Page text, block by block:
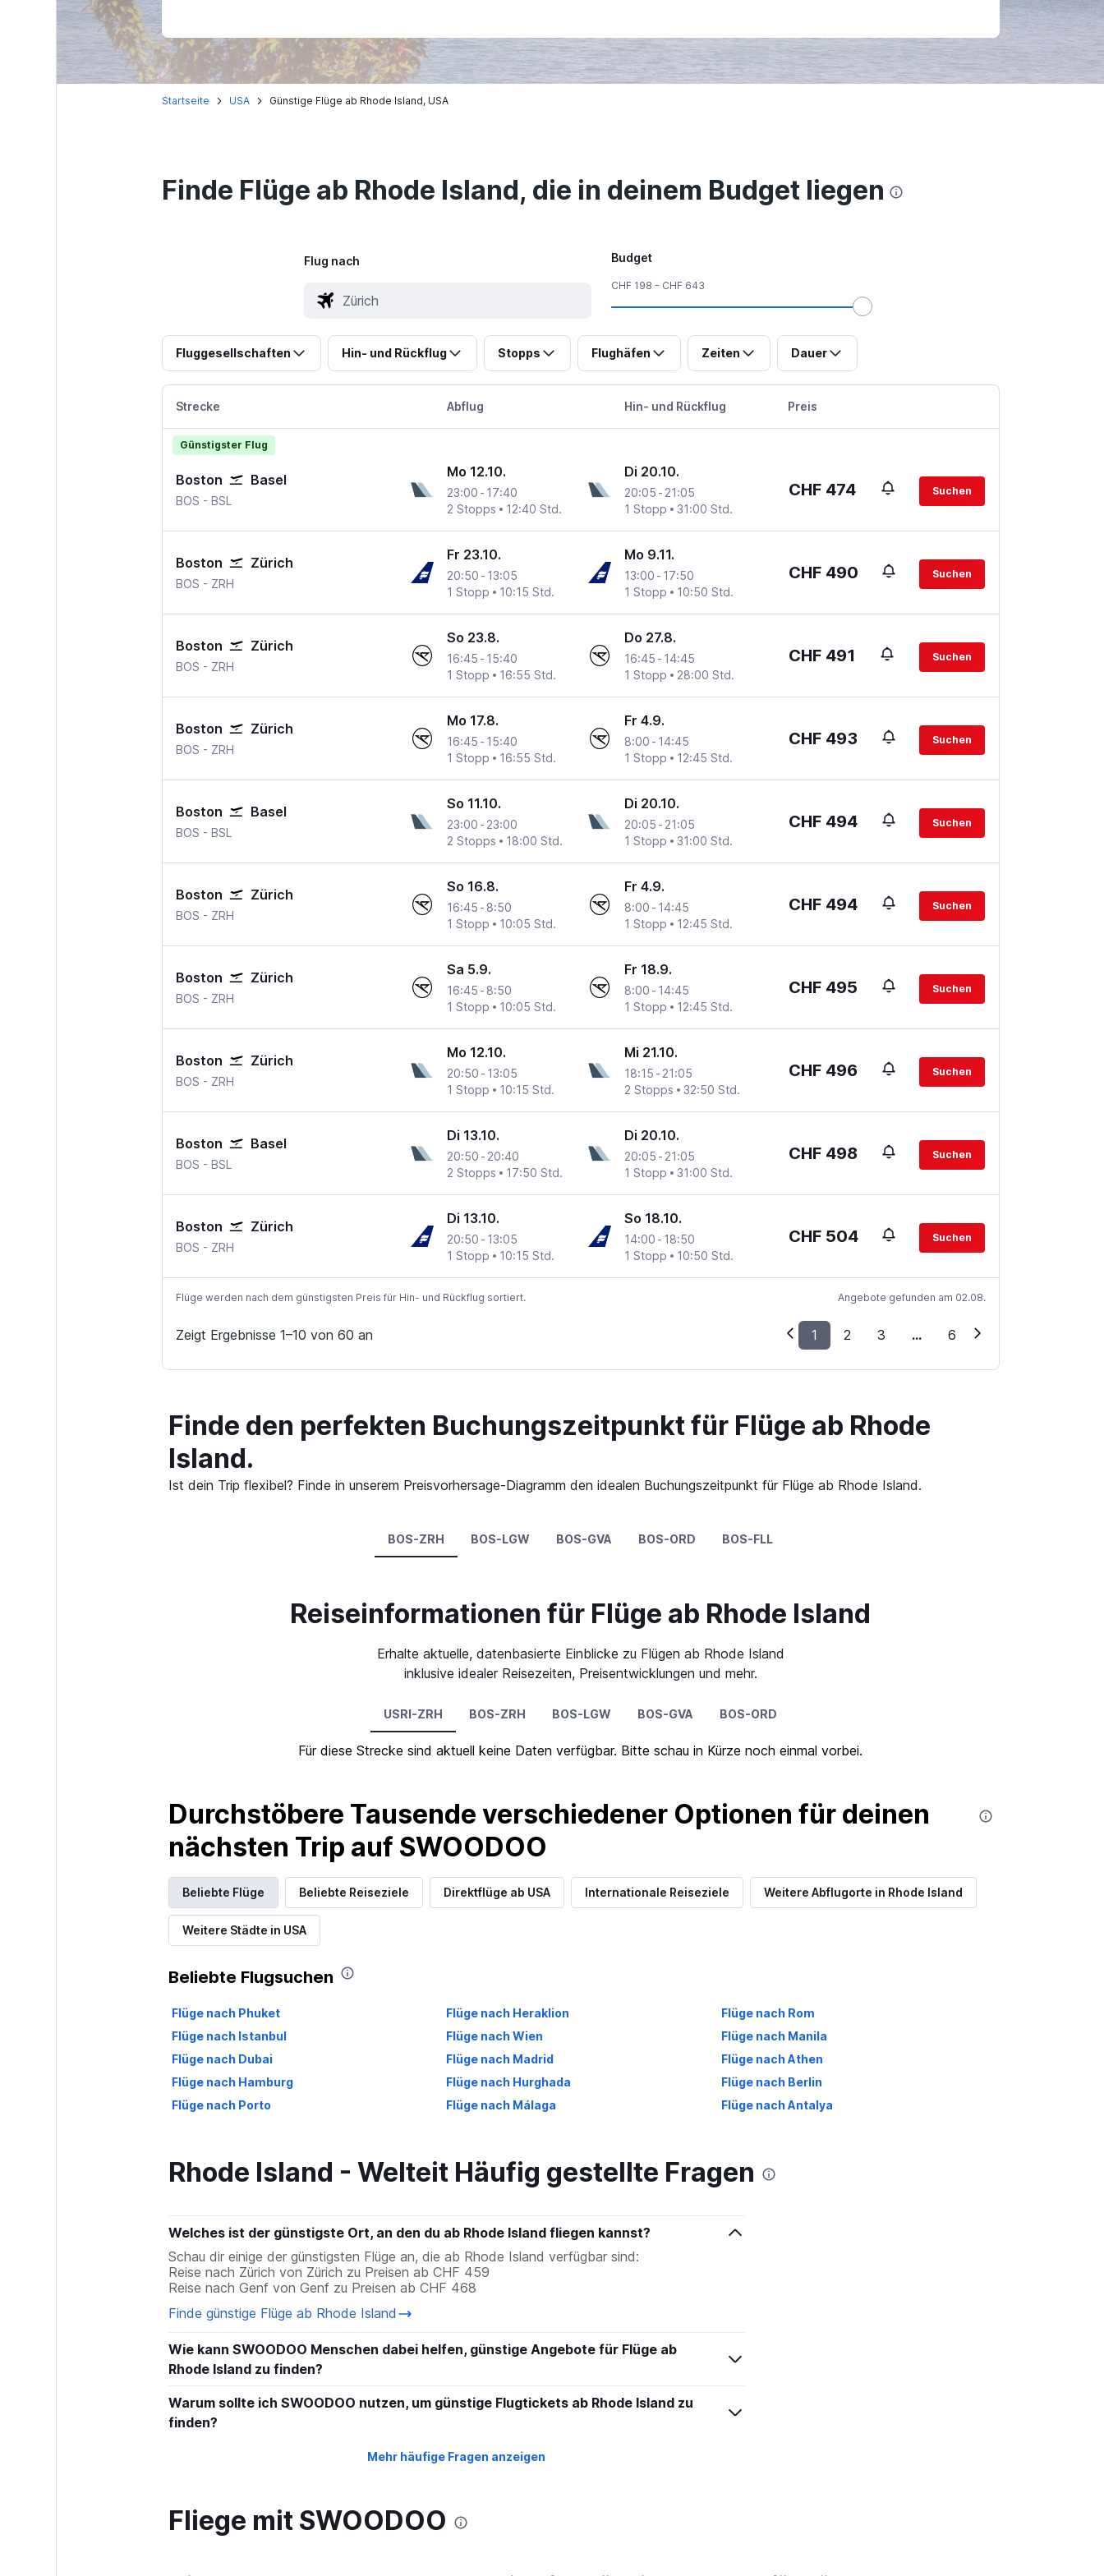
Startseite USA Günstige Flüge ab Rhode Island, USA
Finde Flüge ab Rhode Island, die in deinem Budget liegen
Flug nach Budget
CHF 198 - CHF 643
Fluggesellschaften Hin- und Rückflug Stopps Flughäfen Zeiten Dauer
Strecke Abflug Hin- und Rückflug Preis
Günstigster Flug
Boston Basel
BOS - BSL
Mo 12.10.
23:00 - 17:40
2 Stopps
12:40 Std.
Di 20.10.
20:05 - 21:05
1 Stopp
31:00 Std.
CHF 474 Suchen
Boston Zürich
BOS - ZRH
Fr 23.10.
20:50 - 13:05
1 Stopp
10:15 Std.
Mo 9.11.
13:00 - 17:50
1 Stopp
10:50 Std.
CHF 490 Suchen
Boston Zürich
BOS - ZRH
So 23.8.
16:45 - 15:40
1 Stopp
16:55 Std.
Do 27.8.
16:45 - 14:45
1 Stopp
28:00 Std.
CHF 491 Suchen
Boston Zürich
BOS - ZRH
Mo 17.8.
16:45 - 15:40
1 Stopp
16:55 Std.
Fr 4.9.
8:00 - 14:45
1 Stopp
12:45 Std.
CHF 493 Suchen
Boston Basel
BOS - BSL
So 11.10.
23:00 - 23:00
2 Stopps
18:00 Std.
Di 20.10.
20:05 - 21:05
1 Stopp
31:00 Std.
CHF 494 Suchen
Boston Zürich
BOS - ZRH
So 16.8.
16:45 - 8:50
1 Stopp
10:05 Std.
Fr 4.9.
8:00 - 14:45
1 Stopp
12:45 Std.
CHF 494 Suchen
Boston Zürich
BOS - ZRH
Sa 5.9.
16:45 - 8:50
1 Stopp
10:05 Std.
Fr 18.9.
8:00 - 14:45
1 Stopp
12:45 Std.
CHF 495 Suchen
Boston Zürich
BOS - ZRH
Mo 12.10.
20:50 - 13:05
1 Stopp
10:15 Std.
Mi 21.10.
18:15 - 21:05
2 Stopps
32:50 Std.
CHF 496 Suchen
Boston Basel
BOS - BSL
Di 13.10.
20:50 - 20:40
2 Stopps
17:50 Std.
Di 20.10.
20:05 - 21:05
1 Stopp
31:00 Std.
CHF 498 Suchen
Boston Zürich
BOS - ZRH
Di 13.10.
20:50 - 13:05
1 Stopp
10:15 Std.
So 18.10.
14:00 - 18:50
1 Stopp
10:50 Std.
CHF 504 Suchen
Flüge werden nach dem günstigsten Preis für Hin- und Rückflug sortiert. Angebote gefunden am 02.08.
Zeigt Ergebnisse 1–10 von 60 an 1 2 3 ... 6
Finde den perfekten Buchungszeitpunkt für Flüge ab Rhode
Island.
Ist dein Trip flexibel? Finde in unserem Preisvorhersage-Diagramm den idealen Buchungszeitpunkt für Flüge ab Rhode Island.
BOS-ZRH BOS-LGW BOS-GVA BOS-ORD BOS-FLL
Reiseinformationen für Flüge ab Rhode Island
Erhalte aktuelle, datenbasierte Einblicke zu Flügen ab Rhode Island
inklusive idealer Reisezeiten, Preisentwicklungen und mehr.
USRI-ZRH BOS-ZRH BOS-LGW BOS-GVA BOS-ORD
Für diese Strecke sind aktuell keine Daten verfügbar. Bitte schau in Kürze noch einmal vorbei.
Durchstöbere Tausende verschiedener Optionen für deinen
nächsten Trip auf SWOODOO
Beliebte Flüge Beliebte Reiseziele Direktflüge ab USA Internationale Reiseziele Weitere Abflugorte in Rhode Island
Weitere Städte in USA
Beliebte Flugsuchen
Flüge nach Phuket Flüge nach Heraklion
Flüge nach Rom
Flüge nach Istanbul
Flüge nach Wien
Flüge nach Manila
Flüge nach Dubai
Flüge nach Madrid
Flüge nach Athen
Flüge nach Hamburg
Flüge nach Hurghada
Flüge nach Berlin
Flüge nach Porto
Flüge nach Málaga Flüge nach Antalya
Rhode Island - Welteit Häufig gestellte Fragen
Welches ist der günstigste Ort, an den du ab Rhode Island fliegen kannst?
Schau dir einige der günstigsten Flüge an, die ab Rhode Island verfügbar sind:
Reise nach Zürich von Zürich zu Preisen ab CHF 459
Reise nach Genf von Genf zu Preisen ab CHF 468
Finde günstige Flüge ab Rhode Island
Wie kann SWOODOO Menschen dabei helfen, günstige Angebote für Flüge ab
Rhode Island zu finden?
Warum sollte ich SWOODOO nutzen, um günstige Flugtickets ab Rhode Island zu
finden?
Mehr häufige Fragen anzeigen
Fliege mit SWOODOO